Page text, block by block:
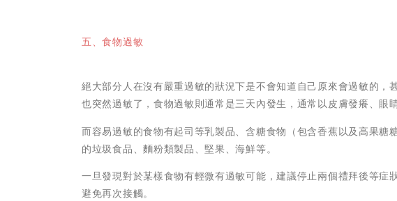
五、食物過敏
絕大部分人在沒有嚴重過敏的狀況下是不會知道自己原來會過敏的
也突然過敏了，食物過敏則通常是三天內發生，通常以皮膚發癢、眼
而容易過敏的食物有起司等乳製品、含糖食物（包含香蕉以及高果
的垃圾食品、麵粉類製品、堅果、海鮮等。
一旦發現對於某樣食物有輕微有過敏可能，建議停止兩個禮拜後等
避免再次接觸。